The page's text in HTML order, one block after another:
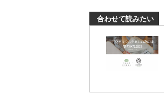
合わせて読みたい